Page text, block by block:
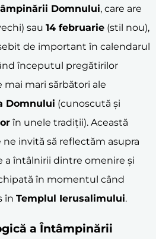
Domnului, care are
sau 14 februarie (stil nou),
de important în calendarul
începutul pregătirilor
mari sărbători ale
Domnului (cunoscută și
în unele tradiții). Această
invită să reflectăm asupra
întâlnirii dintre omenire și
în momentul când
în Templul Ierusalimului.
a Întâmpinării